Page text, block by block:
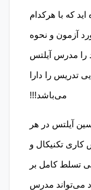
که با هرکدام
آزمون و نحوه
را مدرس آیلتس
تدریس را دارا
می‌باشد!!!
آیلتس در هر
تکنیکال و
تسلط کامل بر
می‌تواند مدرس